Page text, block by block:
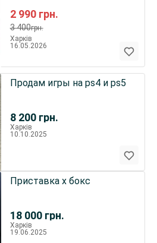
2 990 грн.
3 400грн.
Харків
16.05.2026
8 200 грн.
Продам игры на ps4 и ps5
Харків
10.10.2025
18 000 грн.
Приставка x бокс
Харків
19.06.2025